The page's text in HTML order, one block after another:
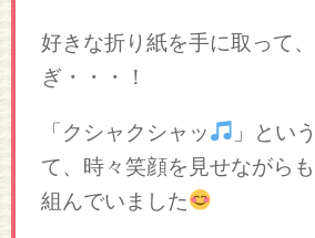
好きな折り紙を手に取って
ぎ・・・！
「クシャクシャッ
」とい
て、時々笑顔を見せながら
組んでいました